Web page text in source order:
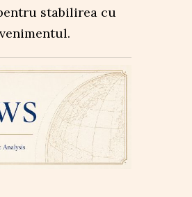
stabilirea cu